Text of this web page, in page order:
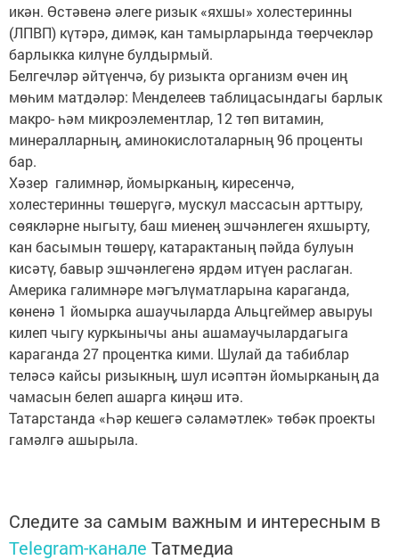
икән. Өстәвенә әлеге ризык «яхшы» холестеринны
(ЛПВП) күтәрә, димәк, кан тамырларында төерчекләр
барлыкка килүне булдырмый.
Белгечләр әйтүенчә, бу ризыкта организм өчен иң
мөһим матдәләр: Менделеев таблицасындагы барлык
макро- һәм микроэлементлар, 12 төп витамин,
минералларның, аминокислоталарның 96 проценты
бар.
Хәзер галимнәр, йомырканың, киресенчә,
холестеринны төшерүгә, мускул массасын арттыру,
сөякләрне ныгыту, баш миенең эшчәнлеген яхшырту,
кан басымын төшерү, катарактаның пәйда булуын
кисәтү, бавыр эшчәнлегенә ярдәм итүен раслаган.
Америка галимнәре мәгълүматларына караганда,
көненә 1 йомырка ашаучыларда Альцгеймер авыруы
килеп чыгу куркынычы аны ашамаучылардагыга
караганда 27 процентка кими. Шулай да табиблар
теләсә кайсы ризыкның, шул исәптән йомырканың да
чамасын белеп ашарга киңәш итә.
Татарстанда «Һәр кешегә сәламәтлек» төбәк проекты
гамәлгә ашырыла.
Следите за самым важным и интересным в
Telegram-канале Татмедиа